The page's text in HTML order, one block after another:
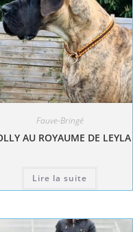
Fauve-Bringé
AU ROYAUME DE LEYLA
Lire la suite